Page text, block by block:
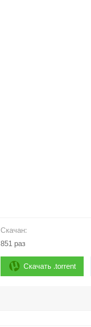
Скачан:
851 раз
Скачать .torrent